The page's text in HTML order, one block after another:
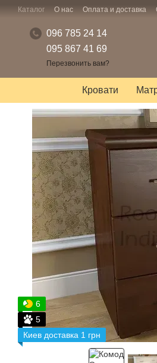
Перейти к основному контенту
Каталог О нас Оплата и доставка
096 785 24 14
095 867 41 69
Перезвонить вам?
Кровати
6
5
Киев доставка 1 грн